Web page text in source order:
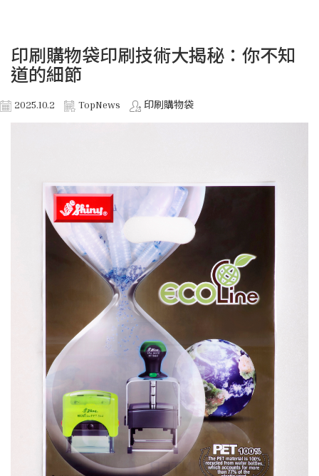
印刷購物袋印刷技術大揭秘：你不知
道的細節
2025.10.2 TopNews 印刷購物袋